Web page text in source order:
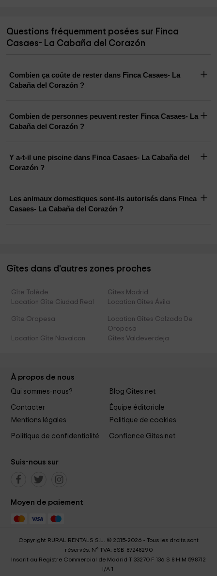
Questions fréquemment posées sur Finca
Casaes- La Cabaña del Corazón
Combien ça coûte de rester dans Finca Casaes- La
Cabaña del Corazón ?
Combien de personnes peuvent rester Finca Casaes- La
Cabaña del Corazón ?
Y a-t-il une piscine dans Finca Casaes- La Cabaña del
Corazón ?
Les animaux domestiques sont-ils autorisés dans Finca
Casaes- La Cabaña del Corazón ?
Gîtes dans d'autres zones proches
Gîte Tolède
Gîtes Madrid
Location Gîte Ciudad Real
Location Gîtes Ávila
Gîte Oropesa
Location Gîtes Calzada De
Oropesa
Location Gîte Navalcan
Gîtes Valdeverdeja
À propos de nous
Qui sommes-nous? Blog Gites.net
Contacter
Équipe éditoriale
Mentions légales
Politique de cookies
Politique de confidentialité Confiance Gites.net
Suis-nous sur
Moyen de paiement
Copyright RURAL RENTALS S.L. © 2015-2026 - Tous les droits sont
réservés. N° TVA: ESB-87248290
Inscrit au Registre Commercial de Madrid T 33270 F 136 S 8 H M 598712
I/A 1.